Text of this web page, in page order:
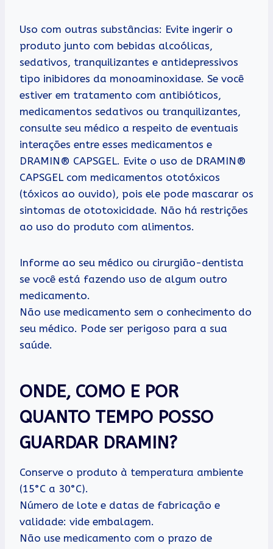
Uso com outras substâncias: Evite ingerir o
produto junto com bebidas alcoólicas,
sedativos, tranquilizantes e antidepressivos
tipo inibidores da monoaminoxidase. Se você
estiver em tratamento com antibióticos,
medicamentos sedativos ou tranquilizantes,
consulte seu médico a respeito de eventuais
interações entre esses medicamentos e
DRAMIN® CAPSGEL. Evite o uso de DRAMIN®
CAPSGEL com medicamentos ototóxicos
(tóxicos ao ouvido), pois ele pode mascarar os
sintomas de ototoxicidade. Não há restrições
ao uso do produto com alimentos.
Informe ao seu médico ou cirurgião-dentista
se você está fazendo uso de algum outro
medicamento.
Não use medicamento sem o conhecimento do
seu médico. Pode ser perigoso para a sua
saúde.
ONDE, COMO E POR
QUANTO TEMPO POSSO
GUARDAR DRAMIN?
Conserve o produto à temperatura ambiente
(15°C a 30°C).
Número de lote e datas de fabricação e
validade: vide embalagem.
Não use medicamento com o prazo de